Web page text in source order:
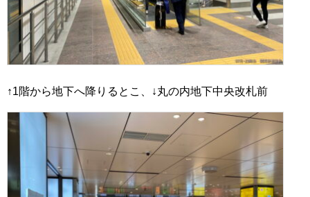
↑1階から地下へ降りるとこ、↓丸の内地下中央改札前